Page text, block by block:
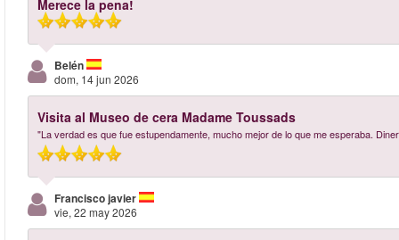
Merece la pena!
Belén
dom, 14 jun 2026
Visita al Museo de cera Madame Toussads
"La verdad es que fue estupendamente, mucho mejor de lo que me esperaba.
Francisco javier
vie, 22 may 2026